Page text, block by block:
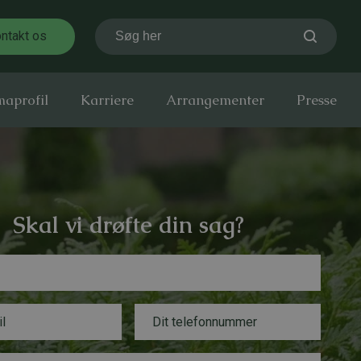
os Søg her
Karriere Arrangementer Presse
Skal vi drøfte din sag?
T
e
l